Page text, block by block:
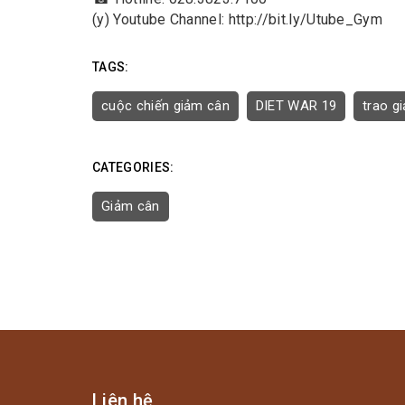
(y) Youtube Channel: http://bit.ly/Utube_Gym
TAGS:
cuộc chiến giảm cân DIET WAR 19 trao
CATEGORIES:
Giảm cân
Liên hệ